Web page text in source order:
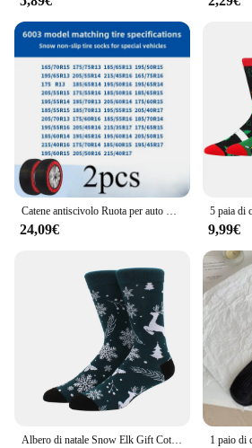
Catene antiscivolo Ruota per auto Catena per pneumatici di emergenza Calzini da neve Accessori per auto invernali per Mercedes Benz AMG Per BMW Per Volkswagen
24,09€ 9,99€
Albero di natale Snow Elk Gift Cotton Happy Men Socks nuovo 2024 autunno inverno natale donna calzini divertente capodanno babbo natale